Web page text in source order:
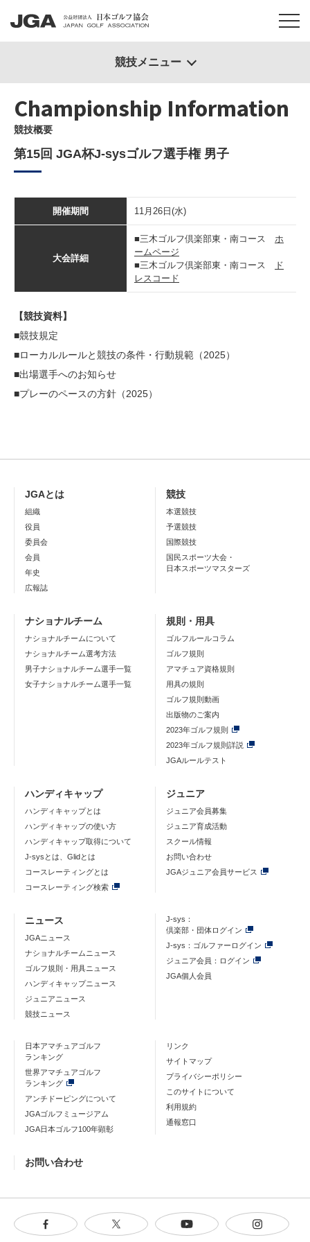
Championship Information
競技概要
第15回 JGA杯J-sysゴルフ選手権 男子
開催期間 11月26日(水)
大会詳細
■三木ゴルフ倶楽部東・南コース ホ
ームページ
■三木ゴルフ倶楽部東・南コース
ド
レスコード
【競技資料】
■競技規定
■ローカルルールと競技の条件・行動規範（2025）
■出場選手へのお知らせ
■プレーのペースの方針（2025）
競技メニュー
JGAとは
組織
役員
委員会
会員
年史
広報誌
競技
本選競技
予選競技
国際競技
国民スポーツ大会・
日本スポーツマスターズ
ナショナルチーム
ナショナルチームについて
ナショナルチーム選考方法
男子ナショナルチーム選手一覧
女子ナショナルチーム選手一覧
規則・用具
ゴルフルールコラム
ゴルフ規則
アマチュア資格規則
用具の規則
ゴルフ規則動画
出版物のご案内
2023年ゴルフ規則
2023年ゴルフ規則詳説
JGAルールテスト
ハンディキャップ
ハンディキャップとは
ハンディキャップの使い方
ハンディキャップ取得について
J-sysとは、Glidとは
コースレーティングとは
コースレーティング検索
ジュニア
ジュニア会員募集
ジュニア育成活動
スクール情報
お問い合わせ
JGAジュニア会員サービス
ニュース
JGAニュース
ナショナルチームニュース
ゴルフ規則・用具ニュース
ハンディキャップニュース
ジュニアニュース
競技ニュース
J-sys：
倶楽部・団体ログイン
J-sys：ゴルファーログイン
ジュニア会員：ログイン
JGA個人会員
日本アマチュアゴルフ
ランキング
世界アマチュアゴルフ
ランキング
アンチドーピングについて
JGAゴルフミュージアム
JGA日本ゴルフ100年顕彰
リンク
サイトマップ
プライバシーポリシー
このサイトについて
利用規約
通報窓口
お問い合わせ